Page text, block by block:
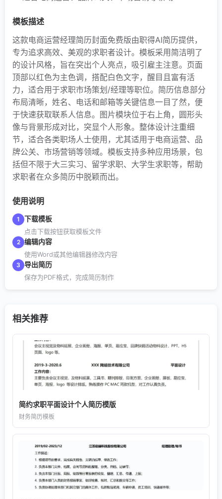
模板描述
这款电商运营经理简历封面免费版由职得AI简历提供，
专为追求高效、美观的求职者设计。模板采用简洁明了
的设计风格，旨在突出个人亮点，吸引雇主注意。页面
顶部以红色为主色调，搭配白色文字，醒目且富有活
力，适合用于求职市场策划/经理等职位。简历信息部分
布局清晰，姓名、电话和邮箱等关键信息一目了然，便
于快速获取联系人信息。图片模块位于右上角，圆形头
像与背景形成对比，突显个人形象。整体设计注重细
节，适合各类职场人士使用，尤其适用于电商运营、品
牌公关、市场营销等领域。模板支持多种应用场景，包
括但不限于大三实习、留学求职、大学生求职等，帮助
求职者在众多简历中脱颖而出。
使用说明
1 下载模板
点击下载按钮获取模板文件
2 编辑内容
使用Word或其他编辑器修改内容
3 导出简历
保存为PDF格式，完成简历制作
相关推荐
简约求职平面设计个人简历模版
财务简历模板